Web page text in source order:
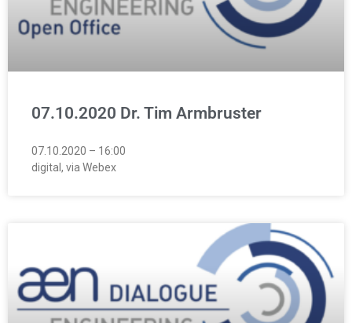
07.10.2020 Dr. Tim Armbruster
07.10.2020 – 16:00
digital, via Webex